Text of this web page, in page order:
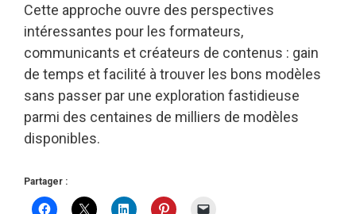
Cette approche ouvre des perspectives
intéressantes pour les formateurs,
communicants et créateurs de contenus : gain
de temps et facilité à trouver les bons modèles
sans passer par une exploration fastidieuse
parmi des centaines de milliers de modèles
disponibles.
Partager :